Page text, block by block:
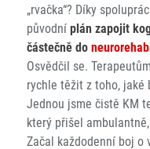
„rvačka“? Díky
původníplán zapojit
částečně do
Osvědčil se.
rychle těžit z toho, jaké
Jednou jsme čistě KM
který přišel
Začal každodenní boj o